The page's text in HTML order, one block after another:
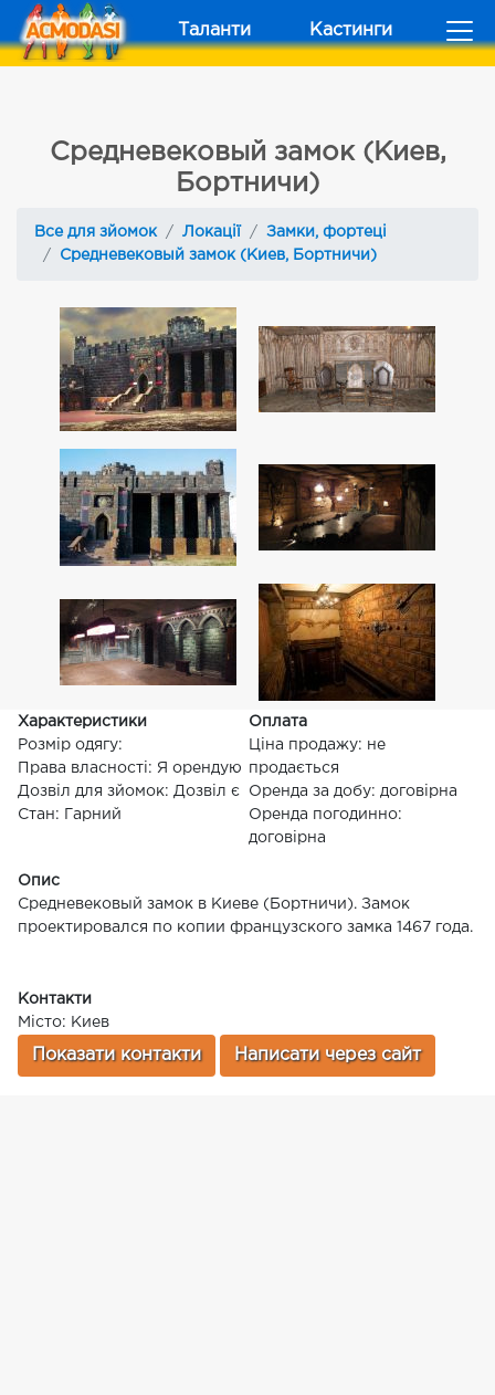
Таланти Кастинги
Средневековый замок (Киев,
Бортничи)
Все для зйомок Локації
Замки, фортеці
Средневековый замок (Киев, Бортничи)
Характеристики
Розмір одягу:
Права власності: Я орендую
Дозвіл для зйомок: Дозвіл є
Стан: Гарний
Оплата
Ціна продажу: не
продається
Оренда за добу: договірна
Оренда погодинно:
договірна
Опис
Средневековый замок в Киеве (Бортничи). Замок
проектировался по копии французского замка 1467 года.
Контакти
Місто: Киев
Показати контакти Написати через сайт